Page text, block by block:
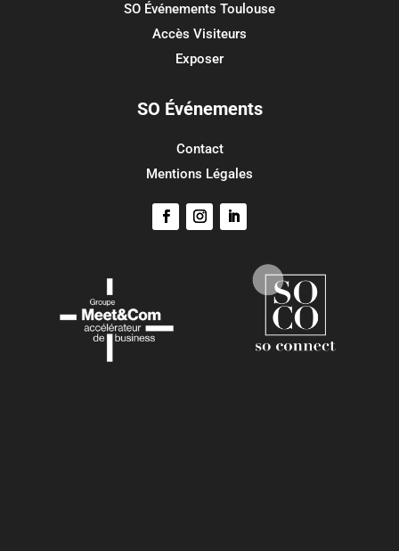
Flux des commentaires
Site de WordPress-FR
SO Événements Toulouse
Accès Visiteurs
Exposer
SO Événements
Contact
Mentions Légales